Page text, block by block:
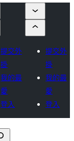
提交外
掛
我的最
愛
登入
提交外
掛
我的最
愛
登入